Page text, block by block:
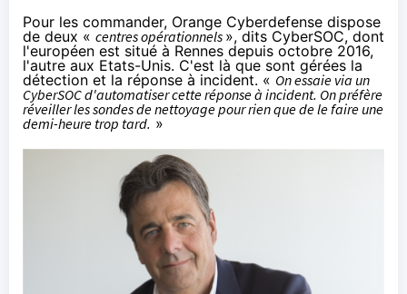
Pour les commander, Orange Cyberdefense dispose
de deux « centres opérationnels », dits CyberSOC, dont
l'européen est situé à Rennes depuis octobre 2016,
l'autre aux Etats-Unis. C'est là que sont gérées la
détection et la réponse à incident. « On essaie via un
CyberSOC d'automatiser cette réponse à incident. On préfère
réveiller les sondes de nettoyage pour rien que de le faire une
demi-heure trop tard. »